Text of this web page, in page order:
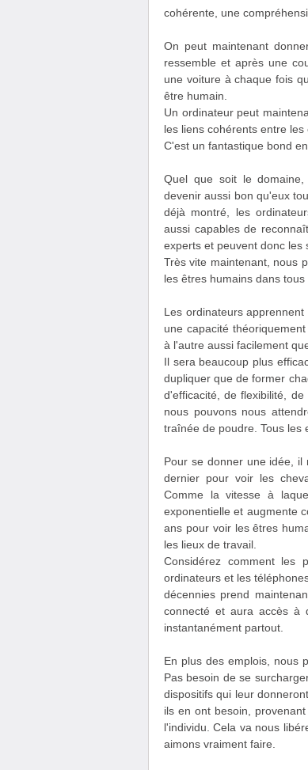
cohérente, une
On peut maintenant
ressemble et après une
une voiture à chaque fois
être humain.
Un ordinateur peut
les liens cohérents entre
C'est un fantastique bond
Quel que soit le
devenir aussi bon qu'eux
déjà montré, les
aussi capables de
experts et peuvent donc les
Très vite maintenant, nous
les êtres humains dans
Les ordinateurs
une capacité
à l'autre aussi facilement
Il sera beaucoup plus
dupliquer que de former
d'efficacité, de flexibilité,
nous pouvons nous
traînée de poudre. Tous les
Pour se donner une idée,
dernier pour voir les
Comme la vitesse à
exponentielle et augmente
ans pour voir les êtres
les lieux de travail.
Considérez comment les
ordinateurs et les
décennies prend
connecté et aura accès à
instantanément partout.
En plus des emplois, nous
Pas besoin de se
dispositifs qui leur
ils en ont besoin,
l'individu. Cela va nous
aimons vraiment faire.